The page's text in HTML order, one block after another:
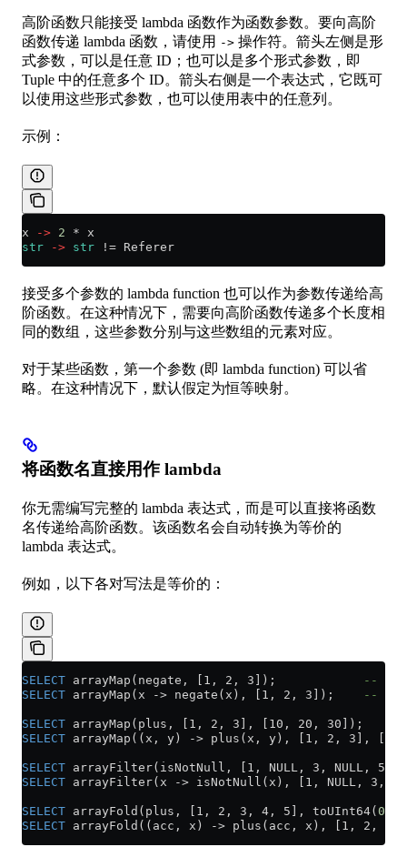
高阶函数只能接受 lambda 函数作为函数参数。要向高阶
函数传递 lambda 函数，请使用 -> 操作符。箭头左侧是形
式参数，可以是任意 ID；也可以是多个形式参数，即
Tuple 中的任意多个 ID。箭头右侧是一个表达式，它既可
以使用这些形式参数，也可以使用表中的任意列。
示例：
x -> 2 * x
str -> str != Referer
接受多个参数的 lambda function 也可以作为参数传递给高
阶函数。在这种情况下，需要向高阶函数传递多个长度相
同的数组，这些参数分别与这些数组的元素对应。
对于某些函数，第一个参数 (即 lambda function) 可以省
略。在这种情况下，默认假定为恒等映射。
将函数名直接用作 lambda
你无需编写完整的 lambda 表达式，而是可以直接将函数
名传递给高阶函数。该函数名会自动转换为等价的
lambda 表达式。
例如，以下各对写法是等价的：
SELECT arrayMap(negate, [1, 2, 3]);
-- [-
SELECT arrayMap(x -> negate(x), [1, 2, 3]); -- [-
SELECT arrayMap(plus, [1, 2, 3], [10, 20,
SELECT arrayMap((x, y) -> plus(x, y), [1, 2, 3],
SELECT arrayFilter(isNotNull, [1, NULL, 3,
SELECT arrayFilter(x -> isNotNull(x), [1, NULL,
SELECT arrayFold(plus, [1, 2, 3, 4, 5], toUInt64( 0
SELECT arrayFold((acc, x) -> plus(acc, x), [1, 2, 3,